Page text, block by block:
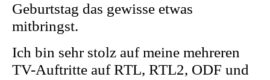
Geburtstag das gewisse etwas
mitbringst.
Ich bin sehr stolz auf meine mehreren
TV-Auftritte auf RTL, RTL2, ODF und